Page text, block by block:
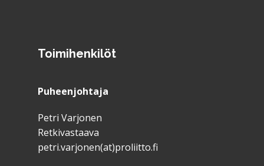
Toimihenkilöt
Puheenjohtaja
Petri Varjonen
Retkivastaava
petri.varjonen(at)proliitto.fi